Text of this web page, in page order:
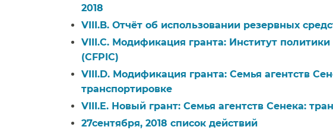
2018​​
VIII.B. Отчёт об использовании резервных
VIII.C. Модификация гранта: Институт
(CFPIC)​​
VIII.D. Модификация гранта: Семья агентств
транспортировке​​
VIII.E. Новый грант: Семья агентств Сенека:
27сентября, 2018 список действий​​